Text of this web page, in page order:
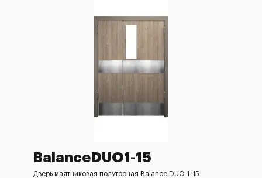
BalanceDUO1-15
Дверь маятниковая полуторная Balance DUO 1-15